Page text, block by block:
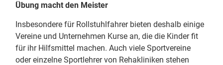
Übung macht den Meister
Insbesondere für Rollstuhlfahrer bieten deshalb einige
Vereine und Unternehmen Kurse an, die die Kinder fit
für ihr Hilfsmittel machen. Auch viele Sportvereine
oder einzelne Sportlehrer von Rehakliniken stehen